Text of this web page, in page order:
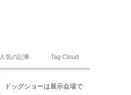
人気の記事 Tag Cloud
ドッグショーは展示会場で